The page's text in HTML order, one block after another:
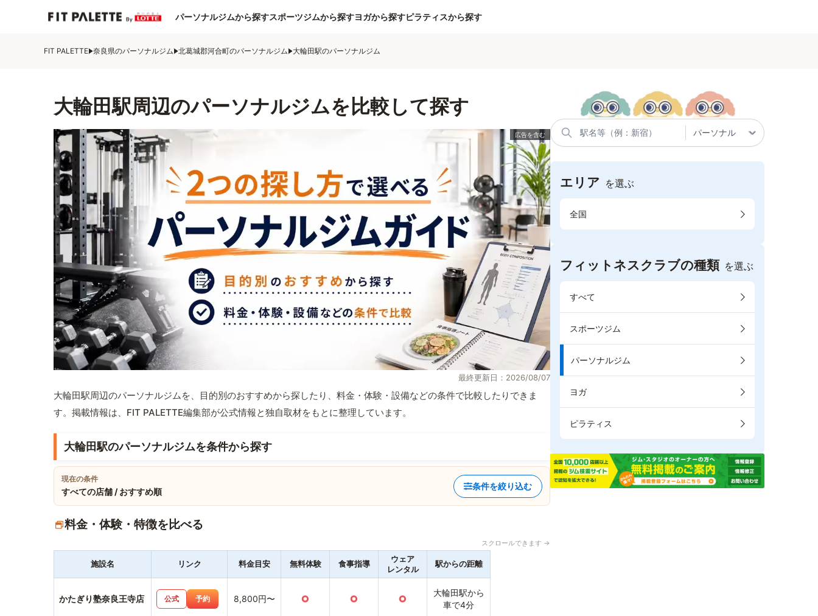
パーソナルジムから探すスポーツジムから探すヨガから探すピラティスから探す
FIT PALETTE 奈良県のパーソナルジム 北葛城郡河合町のパーソナルジム 大輪田駅のパーソナルジム
大輪田駅周辺のパーソナルジムを比較して探す
最終更新日：2026/08/07
大輪田駅周辺のパーソナルジムを、目的別のおすすめから探したり、料金・体験・設備などの条件で比較したりできま
す。掲載情報は、FIT PALETTE編集部が公式情報と独自取材をもとに整理しています。
大輪田駅のパーソナルジムを条件から探す
現在の条件
すべての店舗 / おすすめ順
条件を絞り込む
料金・体験・特徴を比べる
スクロールできます →
施設名 リンク 料金目安 無料体験 食事指導
ウェア
レンタル
駅からの距離
かたぎり塾奈良王寺店 公式 予約 8,800円〜 ○ ○ ○
大輪田駅から
車で4分
エリア を選ぶ
全国
フィットネスクラブの種類 を選ぶ
すべて
スポーツジム
パーソナルジム
ヨガ
ピラティス